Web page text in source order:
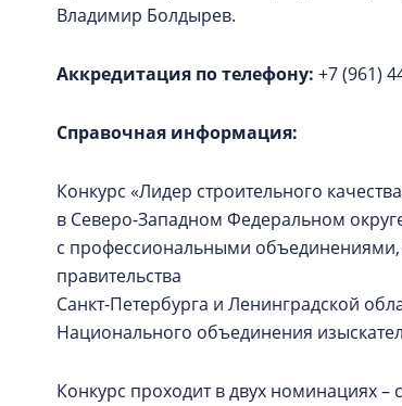
Владимир Болдырев.
Аккредитация по телефону: +7 (961)
Справочная информация:
Конкурс «Лидер строительного
в Северо-Западном Федеральном
с профессиональными
правительства
Санкт-Петербурга и Ленинградской
Национального объединения
Конкурс проходит в двух номинациях –